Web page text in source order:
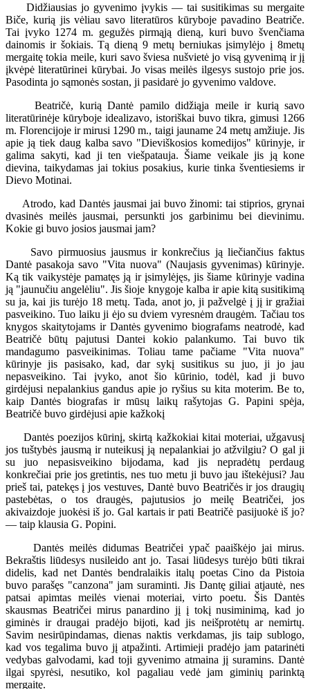
Didžiausias jo gyvenimo įvykis — tai susitikimas su mergaite
Biče, kurią jis vėliau savo literatūros kūryboje pavadino Beatriče.
Tai įvyko 1274 m. gegužės pirmąją dieną, kuri buvo švenčiama
dainomis ir šokiais. Tą dieną 9 metų berniukas įsimylėjo į 8metų
mergaitę tokia meile, kuri savo šviesa nušvietė jo visą gyvenimą ir jį
įkvėpė literatūrinei kūrybai. Jo visas meilės ilgesys sustojo prie jos.
Pasodinta jo sąmonės sostan, ji pasidarė jo gyvenimo valdove.
Beatričė, kurią Dantė pamilo didžiąja meile ir kurią savo
literatūrinėje kūryboje idealizavo, istoriškai buvo tikra, gimusi 1266
m. Florencijoje ir mirusi 1290 m., taigi jauname 24 metų amžiuje. Jis
apie ją tiek daug kalba savo "Dieviškosios komedijos" kūrinyje, ir
galima sakyti, kad ji ten viešpatauja. Šiame veikale jis ją kone
dievina, taikydamas jai tokius posakius, kurie tinka šventiesiems ir
Dievo Motinai.
Atrodo, kad Dantės jausmai jai buvo žinomi: tai stiprios, grynai
dvasinės meilės jausmai, persunkti jos garbinimu bei dievinimu.
Kokie gi buvo josios jausmai jam?
Savo pirmuosius jausmus ir konkrečius ją liečiančius faktus
Dantė pasakoja savo "Vita nuova" (Naujasis gyvenimas) kūrinyje.
Ką tik vaikystėje pamatęs ją ir įsimylėjęs, jis šiame kūrinyje vadina
ją "jaunučiu angelėliu". Jis šioje knygoje kalba ir apie kitą susitikimą
su ja, kai jis turėjo 18 metų. Tada, anot jo, ji pažvelgė į jį ir gražiai
pasveikino. Tuo laiku ji ėjo su dviem vyresnėm draugėm. Tačiau tos
knygos skaitytojams ir Dantės gyvenimo biografams neatrodė, kad
Beatričė būtų pajutusi Dantei kokio palankumo. Tai buvo tik
mandagumo pasveikinimas. Toliau tame pačiame "Vita nuova"
kūrinyje jis pasisako, kad, dar sykį susitikus su juo, ji jo jau
nepasveikino. Tai įvyko, anot šio kūrinio, todėl, kad ji buvo
girdėjusi nepalankius gandus apie jo ryšius su kita moterim. Be to,
kaip Dantės biografas ir mūsų laikų rašytojas G. Papini spėja,
Beatričė buvo girdėjusi apie kažkokį
Dantės poezijos kūrinį, skirtą kažkokiai kitai moteriai, užgavusį
jos tuštybės jausmą ir nuteikusį ją nepalankiai jo atžvilgiu? O gal ji
su juo nepasisveikino bijodama, kad jis nepradėtų perdaug
konkrečiai prie jos gretintis, nes tuo metu ji buvo jau ištekėjusi? Jau
prieš tai, patekęs į jos vestuves, Dantė buvo Beatričės ir jos draugių
pastebėtas, o tos draugės, pajutusios jo meilę Beatričei, jos
akivaizdoje juokėsi iš jo. Gal kartais ir pati Beatričė pasijuokė iš jo?
— taip klausia G. Popini.
Dantės meilės didumas Beatričei ypač paaiškėjo jai mirus.
Bekraštis liūdesys nusileido ant jo. Tasai liūdesys turėjo būti tikrai
didelis, kad net Dantės bendralaikis italų poetas Cino da Pistoia
buvo parašęs "canzona" jam suraminti. Jis Dantę giliai atjautė, nes
patsai apimtas meilės vienai moteriai, virto poetu. Šis Dantės
skausmas Beatričei mirus panardino jį į tokį nusiminimą, kad jo
giminės ir draugai pradėjo bijoti, kad jis neišprotėtų ar nemirtų.
Savim nesirūpindamas, dienas naktis verkdamas, jis taip sublogo,
kad vos tegalima buvo jį atpažinti. Artimieji pradėjo jam patarinėti
vedybas galvodami, kad toji gyvenimo atmaina jį suramins. Dantė
ilgai spyrėsi, nesutiko, kol pagaliau vedė jam giminių parinktą
mergaitę.